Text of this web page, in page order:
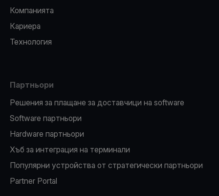
Компанията
Кариера
Технология
Партньори
Решения за плащане за доставчици на software
Software партньори
Hardware партньори
Хъб за интеграция на терминали
Популярни устройства от стратегически партньори
Partner Portal